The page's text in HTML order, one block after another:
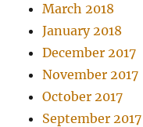
March 2018
January 2018
December 2017
November 2017
October 2017
September 2017